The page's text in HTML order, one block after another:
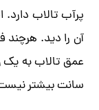
پرآب تالاب
آن را دید.
سانت بیشتر